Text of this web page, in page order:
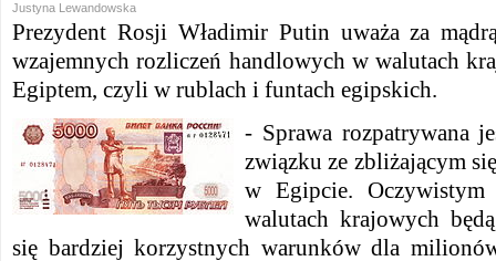
Justyna Lewandowska
Prezydent Rosji Władimir Putin uważa za
wzajemnych rozliczeń handlowych w walutach
Egiptem, czyli w rublach i funtach egipskich.
- Sprawa rozpatrywana
związku ze zbliżającym
w Egipcie.
walutach krajowych
się bardziej korzystnych warunków dla